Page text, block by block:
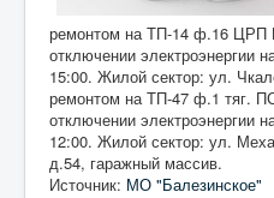
ремонтом на ТП-14 ф.16 ЦРП
отключении электроэнергии
15:00. Жилой сектор: ул.
ремонтом на ТП-47 ф.1 тяг.
отключении электроэнергии
12:00. Жилой сектор: ул.
д.54, гаражный массив.
Источник: МО "Балезинское"